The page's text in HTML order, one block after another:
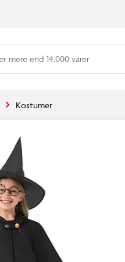
mere end 14.000 varer
Kostumer